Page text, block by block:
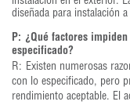
diseñada para instalación
P: ¿Qué factores
especificado?
R: Existen numerosas
con lo especificado, pero
rendimiento aceptable. El